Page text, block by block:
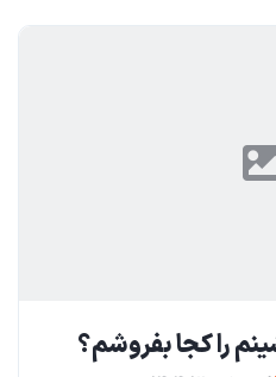
را کجا بفروشم؟